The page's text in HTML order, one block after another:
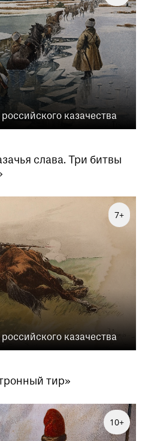
казачества
слава. Три битвы
казачества
7+
тир»
10+